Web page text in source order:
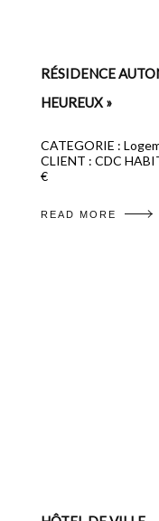
RÉSIDENCE
HEUREUX »
CATEGORIE :
CLIENT : CDC
€
READ MORE